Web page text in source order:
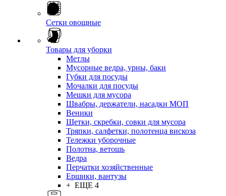
Сетки овощные
Товары для уборки
Метлы
Мусорные ведра, урны, баки
Губки для посуды
Мочалки для посуды
Мешки для мусора
Швабры, держатели, насадки МОП
Веники
Щетки, скребки, совки для мусора
Тряпки, салфетки, полотенца вискоза
Тележки уборочные
Полотна, ветошь
Ведра
Перчатки хозяйственные
Ершики, вантузы
+ ЕЩЕ 4